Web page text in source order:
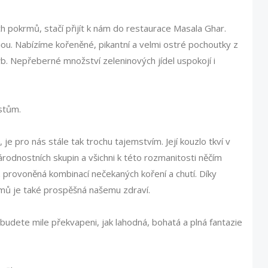
stačí přijít k nám do restaurace Masala Ghar.
Nabízíme kořeněné, pikantní a velmi ostré pochoutky z
Nepřeberné množství zeleninových jídel uspokojí i
je pro nás stále tak trochu tajemstvím. Její kouzlo tkví v
skupin a všichni k této rozmanitosti něčím
kombinací nečekaných koření a chutí. Díky
je také prospěšná našemu zdraví.
mile překvapeni, jak lahodná, bohatá a plná fantazie